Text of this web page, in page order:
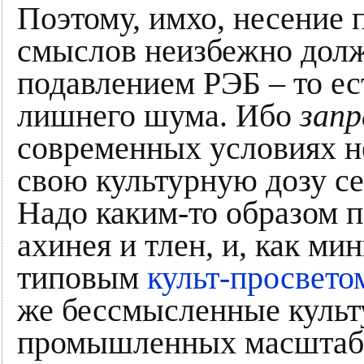
Поэтому, имхо, несение
смыслов неизбежно
подавлением РЭБ – то
лишнего шума. Ибо
современных условиях
свою культурную дозу
Надо каким-то образом
ахинея и тлен, и, как
типовым культ-
же бессмысленные
промышленных